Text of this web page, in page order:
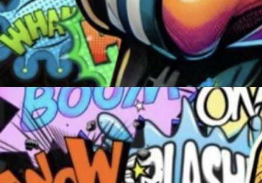
communicative,
modernité, il
l'international.
Vous avez
Bush, Energy
bien d'autres.
Une seule
énergie nouvelle